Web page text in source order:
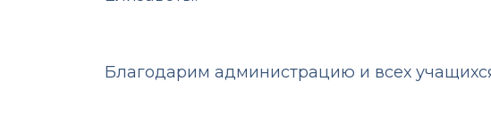
Благодарим администрацию и всех